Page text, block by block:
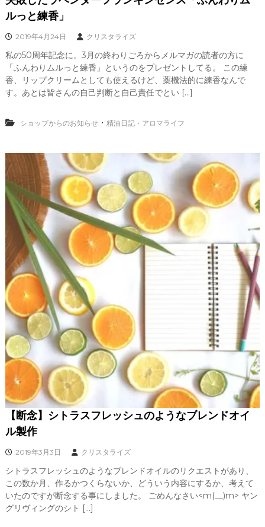
ルっと練香」
2019年4月24日 クリスタライズ
私の50周年記念に。3月の終わりごろからメルマガの読者の方に
「ふんわりムルっと練香」というのをプレゼントしてる。 この練
香、リップクリームとしても使えるけど、薬機法的に練香なんで
す。あとは皆さんの自己判断と自己責任でとい […]
ショップからのお知らせ・ 精油日記・アロマライフ
【断念】シトラスフレッシュのようなブレンドオイ
ル製作
2019年3月3日 クリスタライズ
シトラスフレッシュのようなブレンドオイルのリクエストがあり、
この数か月、作るかつくらないか、どういう内容にするか、考えて
いたのですが断念する事にしました。 ごめんなさい<m(__)m> ヤン
グリヴィングのシト […]